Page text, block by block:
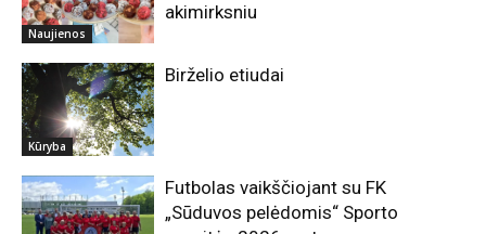
Naujienos
akimirksniu
Kūryba
Birželio etiudai
Futbolas vaikščiojant su FK
„Sūduvos pelėdomis“ Sporto